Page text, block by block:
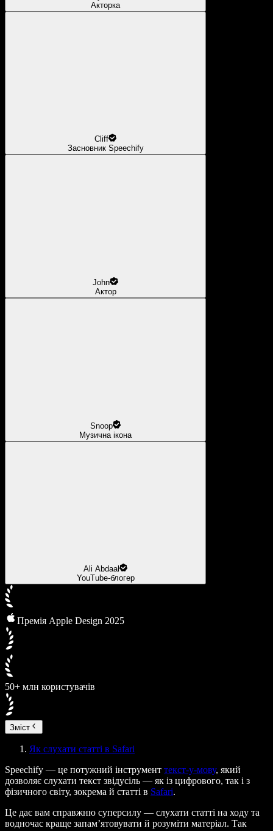
Акторка
Cliff
Засновник Speechify
John
Актор
Snoop
Музична ікона
Ali Abdaal
YouTube-блогер
Премія Apple Design 2025
50+ млн користувачів
Зміст
Як слухати статті в Safari
Speechify — це потужний інструмент текст-у-мову, який
дозволяє слухати текст звідусіль — як із цифрового, так і з
фізичного світу, зокрема й статті в Safari.
Це дає вам справжню суперсилу — слухати статті на ходу та
водночас краще запам’ятовувати й розуміти матеріал. Так